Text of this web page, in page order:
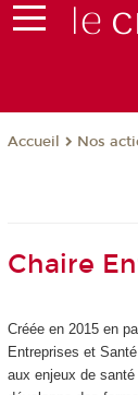
Accueil Nos
Chaire
Créée en 2015 en
Entreprises et
aux enjeux de